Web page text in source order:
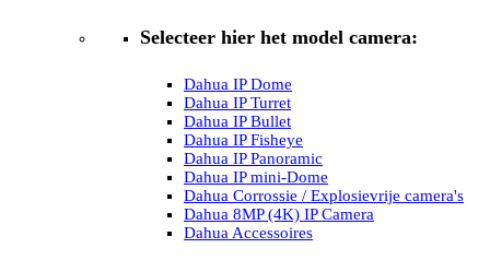
Selecteer hier het model camera:
Dahua IP Dome
Dahua IP Turret
Dahua IP Bullet
Dahua IP Fisheye
Dahua IP Panoramic
Dahua IP mini-Dome
Dahua Corrossie / Explosievrije camera's
Dahua 8MP (4K) IP Camera
Dahua Accessoires